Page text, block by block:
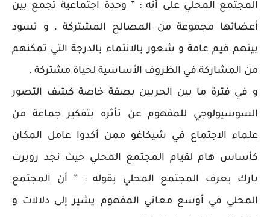
المجتمع المحلي على أنه : ” وحدة اجتماعية تجمع بين
أعضائها مجموعة من المصالح المشتركة ، و تسود
بينهم قيم عامة و شعور بالانتماء بالدرجة التي تمكنهم
من المشاركة في الظروف الأساسية لحياة مشتركة .
و في فترة ما بين الحربين بصفة خاصة كشف التصور
السوسيولوجي للمفهوم عن تأثره بتفكير جماعة من
علماء الاجتماع في شيكاغو ممن أكدوا عامل المكان
كأساس هام لقيام المجتمع المحلي حيث نجد روبرت
بارك يعرف المجتمع المحلي بقوله : ” أن المجتمع
المحلي في أوسع معاني المفهوم يشير إلى دلالات و